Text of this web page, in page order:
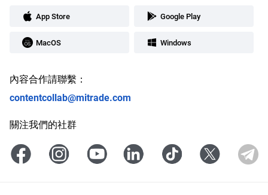
App Store Google Play
MacOS Windows
內容合作請聯繫：
contentcollab@mitrade.com
關注我們的社群